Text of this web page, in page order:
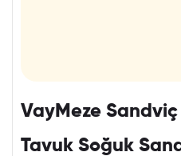
VayMeze Sandviç
Tavuk Soğuk